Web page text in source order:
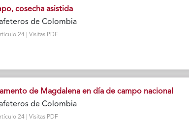
cosecha asistida
de Colombia
24 | Visitas PDF
de Magdalena en día de campo nacional
de Colombia
24 | Visitas PDF